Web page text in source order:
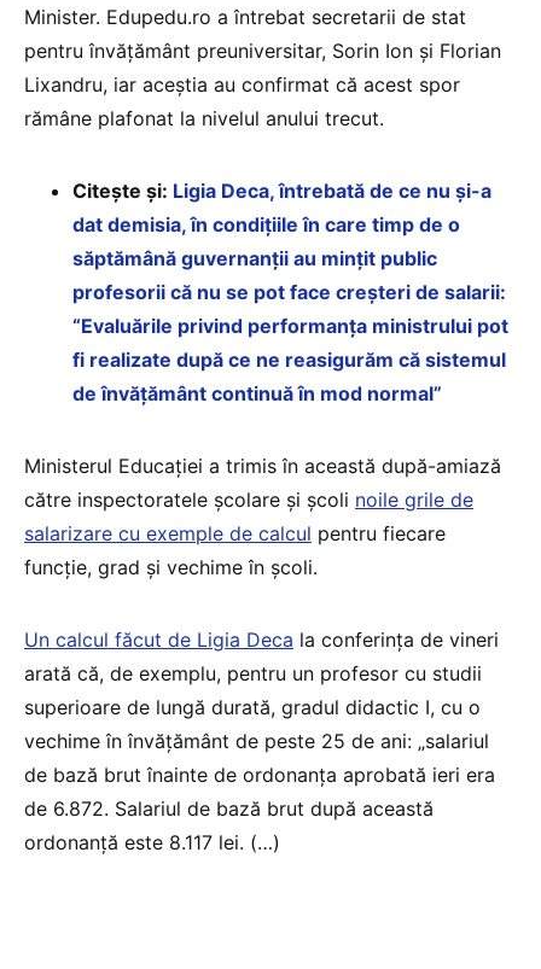
Minister. Edupedu.ro a întrebat secretarii de stat
pentru învățământ preuniversitar, Sorin Ion și Florian
Lixandru, iar aceștia au confirmat că acest spor
rămâne plafonat la nivelul anului trecut.
Citește și: Ligia Deca, întrebată de ce nu și-a
dat demisia, în condițiile în care timp de o
săptămână guvernanții au mințit public
profesorii că nu se pot face creșteri de salarii:
“Evaluările privind performanța ministrului pot
fi realizate după ce ne reasigurăm că sistemul
de învățământ continuă în mod normal”
Ministerul Educației a trimis în această după-amiază
către inspectoratele școlare și școli noile grile de
salarizare cu exemple de calcul pentru fiecare
funcție, grad și vechime în școli.
Un calcul făcut de Ligia Deca la conferința de vineri
arată că, de exemplu, pentru un profesor cu studii
superioare de lungă durată, gradul didactic I, cu o
vechime în învățământ de peste 25 de ani: „salariul
de bază brut înainte de ordonanța aprobată ieri era
de 6.872. Salariul de bază brut după această
ordonanță este 8.117 lei. (…)